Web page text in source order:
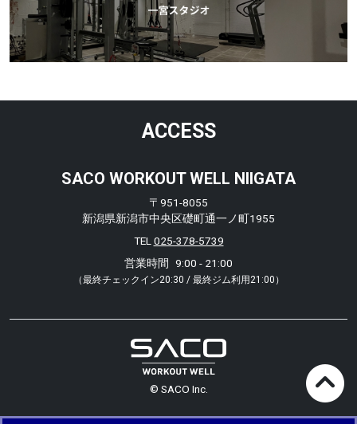
ACCESS
SACO WORKOUT WELL NIIGATA
〒951-8055
新潟県新潟市中央区礎町通一ノ町1955
TEL025-378-5739
営業時間
9:00 - 21:00
（最終チェックイン20:30 / 最終ジム利用21:00）
© SACO Inc.